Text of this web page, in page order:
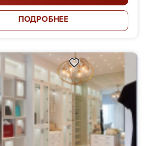
ПОДРОБНЕЕ